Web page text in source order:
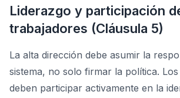
Liderazgo y participación
trabajadores (Cláusula 5)
La alta dirección debe asumir la
sistema, no solo firmar la política.
deben participar activamente en la